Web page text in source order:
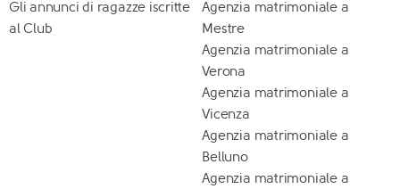
Gli annunci di ragazze iscritte
al Club
Agenzia matrimoniale a
Mestre
Agenzia matrimoniale a
Verona
Agenzia matrimoniale a
Vicenza
Agenzia matrimoniale a
Belluno
Agenzia matrimoniale a